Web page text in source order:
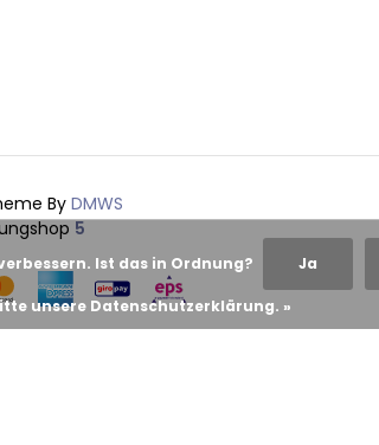
By DMWS
5
Ist das in Ordnung? Ja
unsere Datenschutzerklärung. »